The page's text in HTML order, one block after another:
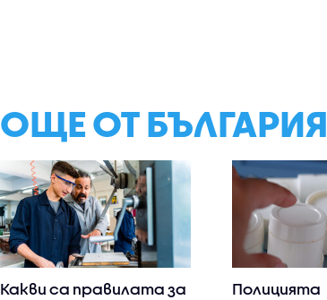
ОЩЕ ОТ БЪЛГАРИЯ
Какви са правилата за
Полицията